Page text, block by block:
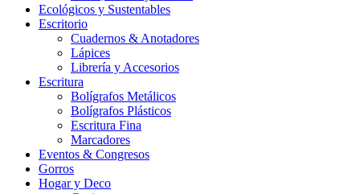
Ecológicos y Sustentables
Escritorio
Cuadernos & Anotadores
Lápices
Librería y Accesorios
Escritura
Bolígrafos Metálicos
Bolígrafos Plásticos
Escritura Fina
Marcadores
Eventos & Congresos
Gorros
Hogar y Deco